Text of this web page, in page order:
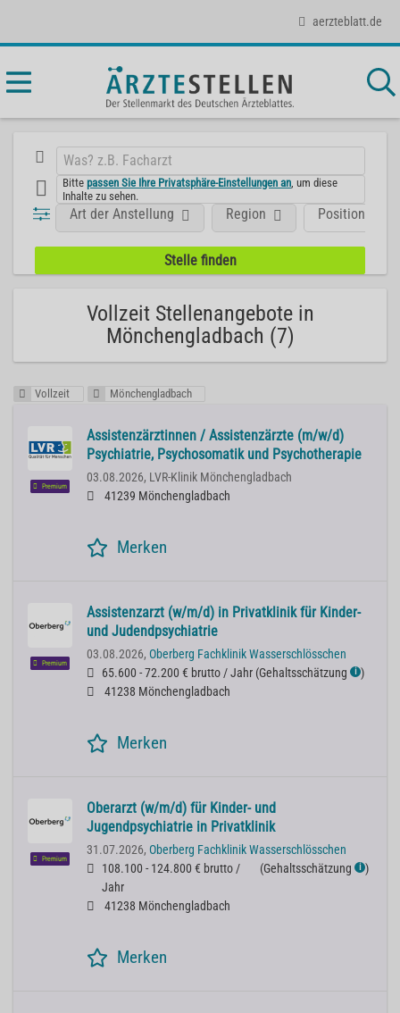
aerzteblatt.de
Bittepassen Sie Ihre Privatsphäre-Einstellungen an , um diese
Inhalte zu sehen.
Position
Art der Anstellung Region
Vollzeit Stellenangebote in
Mönchengladbach (7)
Vollzeit Mönchengladbach
Premium
Assistenzärztinnen / Assistenzärzte (m/w/d)
Psychiatrie, Psychosomatik und Psychotherapie
03.08.2026, LVR-Klinik Mönchengladbach
41239 Mönchengladbach
Merken
Premium
Assistenzarzt (w/m/d) in Privatklinik für Kinder-
und Judendpsychiatrie
03.08.2026, Oberberg Fachklinik Wasserschlösschen
65.600 - 72.200 € brutto / Jahr (Gehaltsschätzung ℹ )
41238 Mönchengladbach
Merken
Premium
Oberarzt (w/m/d) für Kinder- und
Jugendpsychiatrie in Privatklinik
31.07.2026, Oberberg Fachklinik Wasserschlösschen
108.100 - 124.800 € brutto /
Jahr
(Gehaltsschätzung ℹ )
41238 Mönchengladbach
Merken